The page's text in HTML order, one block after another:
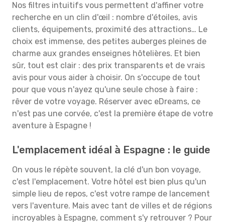
Nos filtres intuitifs vous permettent d'affiner votre
recherche en un clin d'œil : nombre d'étoiles, avis
clients, équipements, proximité des attractions… Le
choix est immense, des petites auberges pleines de
charme aux grandes enseignes hôtelières. Et bien
sûr, tout est clair : des prix transparents et de vrais
avis pour vous aider à choisir. On s'occupe de tout
pour que vous n'ayez qu'une seule chose à faire :
rêver de votre voyage. Réserver avec eDreams, ce
n'est pas une corvée, c'est la première étape de votre
aventure à Espagne !
L'emplacement idéal à Espagne : le guide
On vous le répète souvent, la clé d'un bon voyage,
c'est l'emplacement. Votre hôtel est bien plus qu'un
simple lieu de repos, c'est votre rampe de lancement
vers l'aventure. Mais avec tant de villes et de régions
incroyables à Espagne, comment s'y retrouver ? Pour